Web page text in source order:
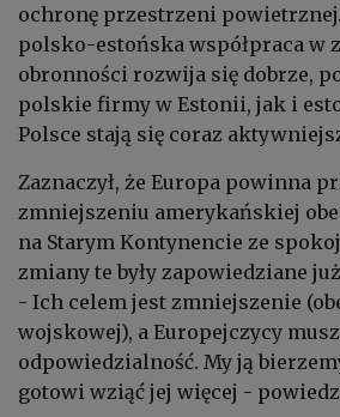
ochronę przestrzeni
polsko-estońska współpraca w
obronności rozwija się dobrze,
polskie firmy w Estonii, jak i
Polsce stają się coraz
Zaznaczył, że Europa powinna
zmniejszeniu amerykańskiej
na Starym Kontynencie ze
zmiany te były zapowiedziane
- Ich celem jest zmniejszenie
wojskowej), a Europejczycy
odpowiedzialność. My ją
gotowi wziąć jej więcej -